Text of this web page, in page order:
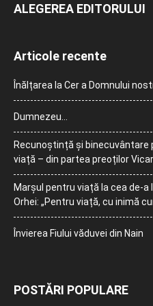
ALEGEREA EDITORULUI
Articole recente
Înălțarea la Cer a Domnului
Dumnezeu…
Recunoștință și
viață – din partea preoților
Marșul pentru viață la cea de-a
Orhei: „Pentru viață, cu inimă
Învierea Fiului văduvei din Nain
POSTĂRI POPULARE